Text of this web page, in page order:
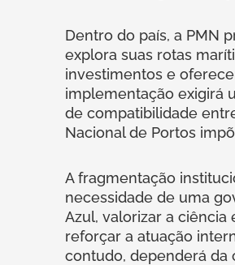
Dentro do país, a PMN
explora suas rotas
investimentos e
implementação exigirá
de compatibilidade
Nacional de Portos
A fragmentação
necessidade de uma
Azul, valorizar a
reforçar a atuação
contudo, dependerá da